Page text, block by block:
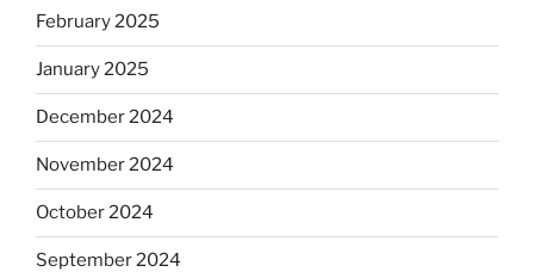
February 2025
January 2025
December 2024
November 2024
October 2024
September 2024